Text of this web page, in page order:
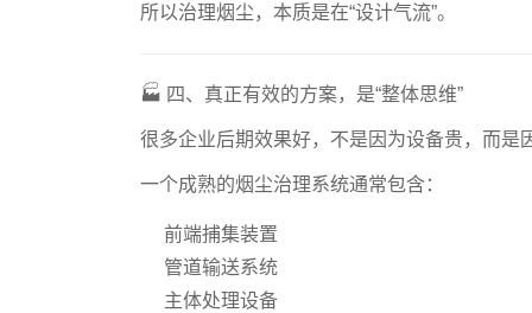
所以治理烟尘，本质是在“设计气流”。
🏭 四、真正有效的方案，是“整体思维”
很多企业后期效果好，不是因为设备贵，而是
一个成熟的烟尘治理系统通常包含：
前端捕集装置
管道输送系统
主体处理设备